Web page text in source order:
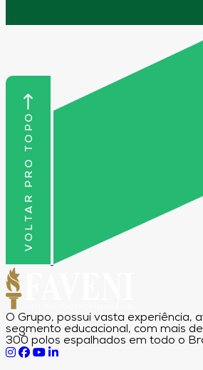
VOLTAR PRO TOPO
O Grupo, possui vasta experiência,
segmento educacional, com mais
300 polos espalhados em todo o